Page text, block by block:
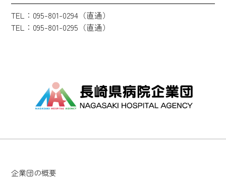
TEL：095-801-0294（直通）
TEL：095-801-0295（直通）
企業団の概要